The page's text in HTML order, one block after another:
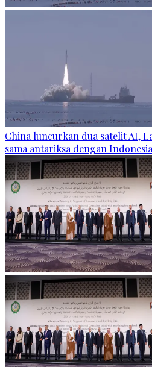
China luncurkan dua satelit AI,
sama antariksa dengan Indonesia